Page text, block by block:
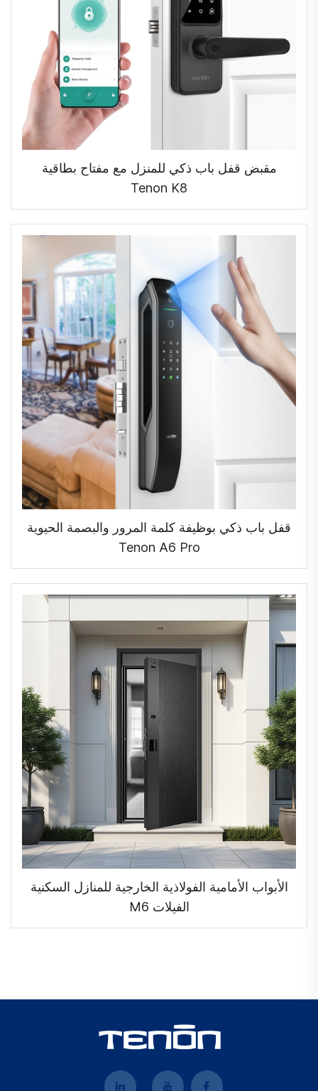
مقبض قفل باب ذكي للمنزل مع مفتاح بطاقية
Tenon K8
قفل باب ذكي بوظيفة كلمة المرور والبصمة الحيوية
Tenon A6 Pro
الأبواب الأمامية الفولاذية الخارجية للمنازل السكنية
الفيلات M6